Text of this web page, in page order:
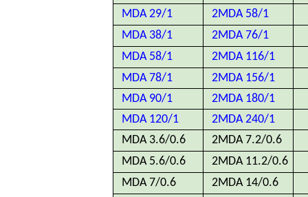
MDA 29/1
2MDA 58/1
MDA 38/1
2MDA 76/1
MDA 58/1
2MDA 116/1
MDA 78/1
2MDA 156/1
MDA 90/1
2MDA 180/1
MDA 120/1
2MDA 240/1
MDA 3.6/0.6
2MDA 7.2/0.6
MDA 5.6/0.6
2MDA 11.2/0.6
MDA 7/0.6
2MDA 14/0.6